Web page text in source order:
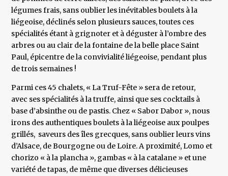
légumes frais, sans oublier les inévitables boulets à la
liégeoise, déclinés selon plusieurs sauces, toutes ces
spécialités étant à grignoter et à déguster à l’ombre des
arbres ou au clair de la fontaine de la belle place Saint
Paul, épicentre de la convivialité liégeoise, pendant plus
de trois semaines !
Parmi ces 45 chalets, « La Truf-Fête » sera de retour,
avec ses spécialités à la truffe, ainsi que ses cocktails à
base d’absinthe ou de pastis. Chez « Sabor Dabor », nous
irons des authentiques boulets à la liégeoise aux poulpes
grillés, saveurs des îles grecques, sans oublier leurs vins
d’Alsace, de Bourgogne ou de Loire. A proximité, Lomo et
chorizo « à la plancha », gambas « à la catalane » et une
variété de tapas, de même que diverses délicieuses